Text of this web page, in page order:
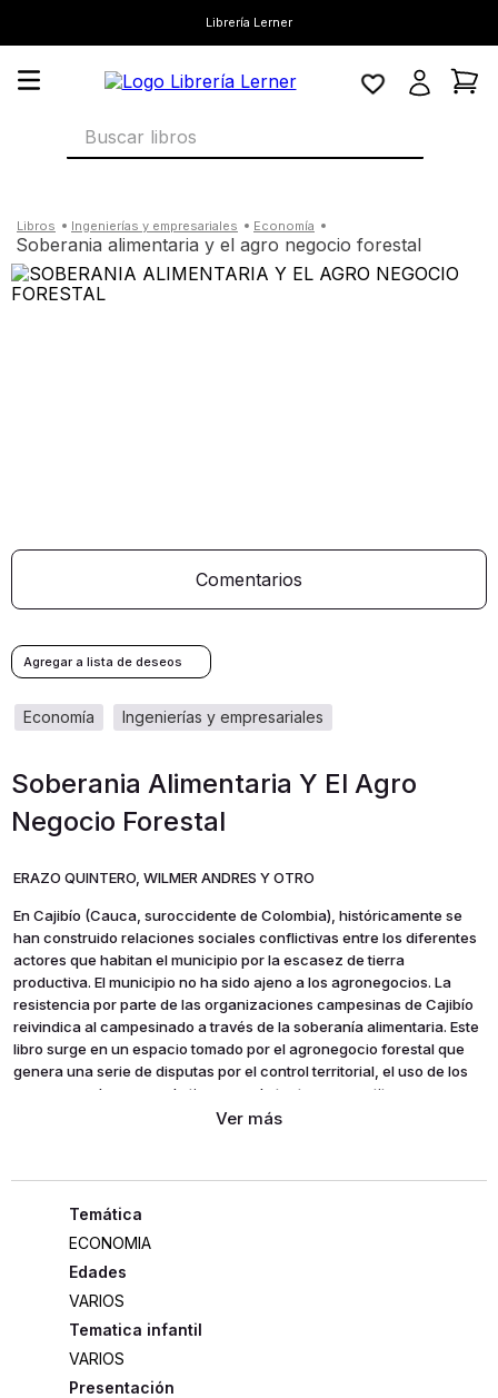
Librería Lerner
Buscar libros
ingenierías y empresariales economía
soberania alimentaria y el agro negocio forestal
Comentarios
ingenierías y empresariales
economía
Soberania Alimentaria Y El Agro
Negocio Forestal
ERAZO QUINTERO, WILMER ANDRES Y OTRO
En Cajibío (Cauca, suroccidente de Colombia), históricamente se
han construido relaciones sociales conflictivas entre los diferentes
actores que habitan el municipio por la escasez de tierra
productiva. El municipio no ha sido ajeno a los agronegocios. La
resistencia por parte de las organizaciones campesinas de Cajibío
reivindica al campesinado a través de la soberanía alimentaria. Este
libro surge en un espacio tomado por el agronegocio forestal que
genera una serie de disputas por el control territorial, el uso de los
recursos y el acceso a la tierra, por lo tanto, se constituye en un
gran reto para quienes han aceptado defender la soberanía
ECONOMIA
Edades
VARIOS
Tematica infantil
VARIOS
Presentación